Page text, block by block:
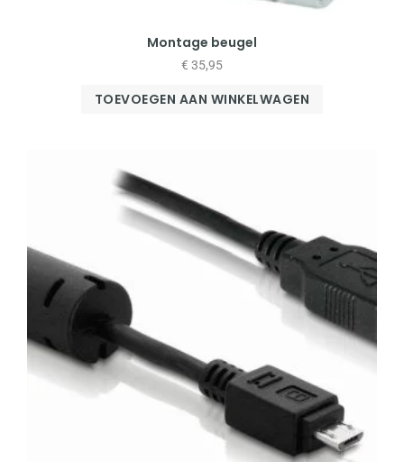
Montage beugel
€ 35,95
TOEVOEGEN AAN WINKELWAGEN